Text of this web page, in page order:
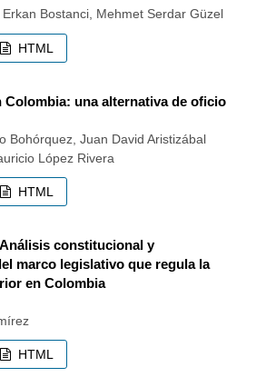
Bostanci, Mehmet Serdar Güzel
HTML
Colombia: una alternativa de oficio
Bohórquez, Juan David Aristizábal
López Rivera
HTML
Análisis constitucional y
marco legislativo que regula la
en Colombia
HTML